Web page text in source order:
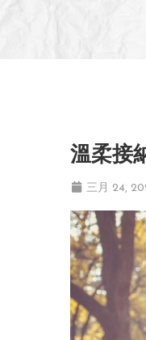
溫柔接
三月 24,